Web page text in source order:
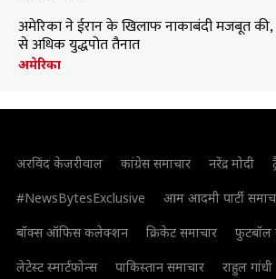
अमेरिका ने ईरान के खिलाफ नाकाबंदी मजबूत
से अधिक युद्धपोत तैनात
अमेरिका
अरविंद केजरीवाल कांग्रेस समाचार नरेंद्र मोदी
#NewsBytesExclusive
आम आदमी पार्टी
बॉक्स ऑफिस कलेक्शन
क्रिकेट समाचार
फुटबॉल
लेटेस्ट स्मार्टफोन्स
पाकिस्तान समाचार राहुल गांधी